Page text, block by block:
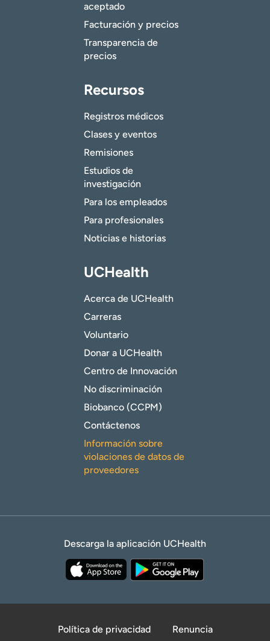
aceptado
Facturación y precios
Transparencia de
precios
Recursos
Registros médicos
Clases y eventos
Remisiones
Estudios de
investigación
Para los empleados
Para profesionales
Noticias e historias
UCHealth
Acerca de UCHealth
Carreras
Voluntario
Donar a UCHealth
Centro de Innovación
No discriminación
Biobanco (CCPM)
Contáctenos
Información sobre
violaciones de datos de
proveedores
Descarga la aplicación UCHealth
Política de privacidad Renuncia